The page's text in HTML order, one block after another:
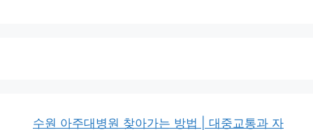
수원 아주대병원 찾아가는 방법 | 대중교통과 자